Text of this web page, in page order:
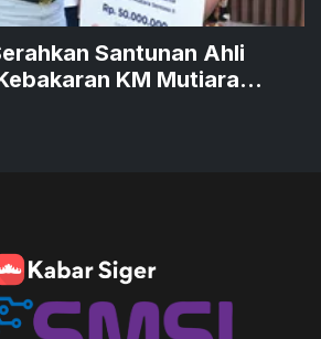
Santunan Ahli
KM Mutiara